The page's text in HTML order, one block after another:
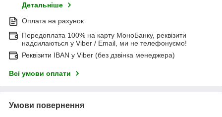
Детальніше
Оплата на рахунок
Передоплата 100% на карту МоноБанку, реквізити
надсилаються у Viber / Email, ми не телефонуємо!
Реквізити IBAN у Viber (без дзвінка менеджера)
Всі умови оплати
Умови повернення